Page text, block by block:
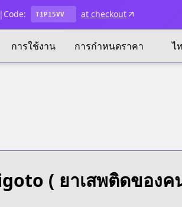
Code: T1P15VV at checkout
การใช้งาน การกำหนดราคา ไ
( ยาเสพติดของค